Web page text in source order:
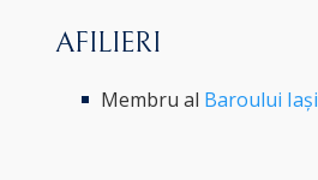
AFILIERI
Membru al Baroului Iași